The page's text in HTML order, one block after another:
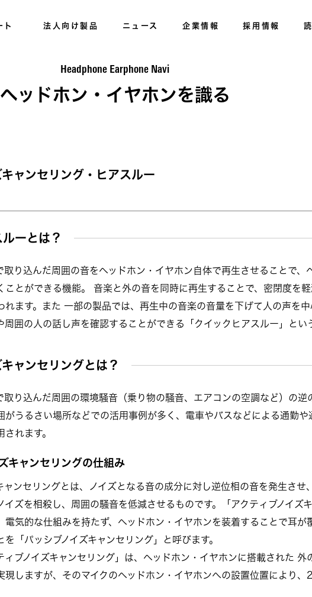
ト 法人向け製品 ニュース 企業情報 採用情報
Headphone Earphone Navi
ヘッドホン・イヤホンを識る
ャンセリング・ヒアスルー
ーとは？
取り込んだ周囲の音をヘッドホン・イヤホン自体で再生させることで
ことができる機能。 音楽と外の音を同時に再生することで、密閉度を
れます。また 一部の製品では、再生中の音楽の音量を下げて人の声を
周囲の人の話し声を確認することができる「クイックヒアスルー」とい
ャンセリングとは？
取り込んだ周囲の環境騒音（乗り物の騒音、エアコンの空調など）の
がうるさい場所などでの活用事例が多く、電車やバスなどによる通勤
れます。
キャンセリングの仕組み
ャンセリングとは、ノイズとなる音の成分に対し逆位相の音を発生させ
イズを相殺し、周囲の騒音を低減させるものです。「アクティブノイズ
電気的な仕組みを持たず、ヘッドホン・イヤホンを装着することで耳
を「パッシブノイズキャンセリング」と呼びます。
ィブノイズキャンセリング」は、ヘッドホン・イヤホンに搭載された
現しますが、そのマイクのヘッドホン・イヤホンへの設置位置により、2